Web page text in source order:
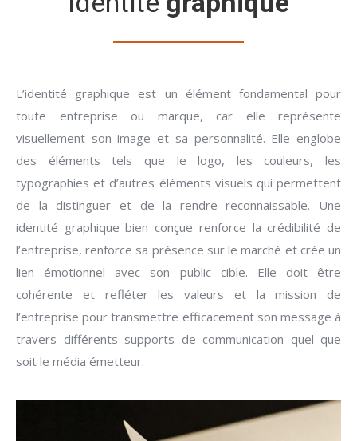
L’identité graphique est un élément fondamental pour
toute entreprise ou marque, car elle représente
visuellement son image et sa personnalité. Elle englobe
des éléments tels que le logo, les couleurs, les
typographies et d’autres éléments visuels qui permettent
de la distinguer et de la rendre reconnaissable. Une
identité graphique bien conçue renforce la crédibilité de
l’entreprise, renforce sa présence sur le marché et crée un
lien émotionnel avec son public cible. Elle doit être
cohérente et refléter les valeurs et la mission de
l’entreprise pour transmettre efficacement son message à
travers différents supports de communication quel que
soit le média émetteur.